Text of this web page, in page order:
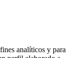
analíticos y para